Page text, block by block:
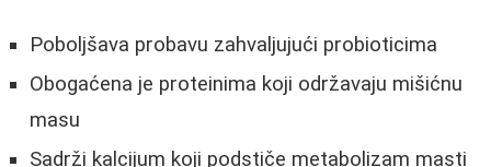
Poboljšava probavu zahvaljujući probioticima
Obogaćena je proteinima koji održavaju mišićnu
masu
Sadrži kalcijum koji podstiče metabolizam masti